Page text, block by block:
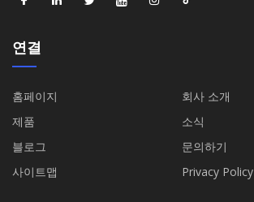
연결
홈페이지
회사 소개
제품
소식
블로그
문의하기
사이트맵
Privacy Policy